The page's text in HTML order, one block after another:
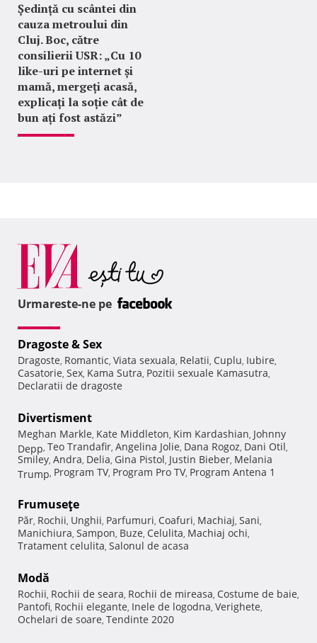
Ședință cu scântei din
cauza metroului din
Cluj. Boc, către
consilierii USR: „Cu 10
like-uri pe internet și
mamă, mergeți acasă,
explicați la soție cât de
bun ați fost astăzi”
Urmareste-ne pe
Dragoste & Sex
Dragoste, Romantic, Viata sexuala, Relatii, Cuplu, Iubire,
Casatorie, Sex, Kama Sutra, Pozitii sexuale Kamasutra,
Declaratii de dragoste
Divertisment
Meghan Markle, Kate Middleton, Kim Kardashian, Johnny
Depp, Teo Trandafir, Angelina Jolie, Dana Rogoz, Dani Otil,
Smiley, Andra, Delia, Gina Pistol, Justin Bieber, Melania
Trump, Program TV, Program Pro TV, Program Antena 1
Frumuseţe
Păr, Rochii, Unghii, Parfumuri, Coafuri, Machiaj, Sani,
Manichiura, Sampon, Buze, Celulita, Machiaj ochi,
Tratament celulita, Salonul de acasa
Modă
Rochii, Rochii de seara, Rochii de mireasa, Costume de baie,
Pantofi, Rochii elegante, Inele de logodna, Verighete,
Ochelari de soare, Tendinte 2020